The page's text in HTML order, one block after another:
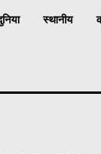
स्थानीय